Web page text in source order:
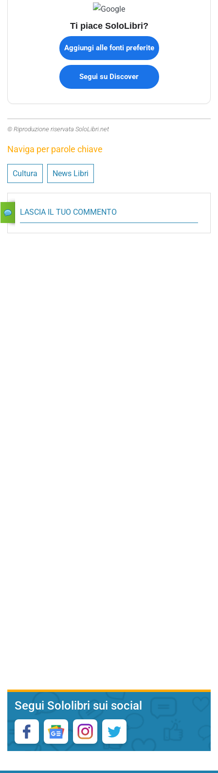
Ti piace SoloLibri?
Aggiungi alle fonti preferite
Segui su Discover
© Riproduzione riservata SoloLibri.net
Naviga per parole chiave
Cultura News Libri
LASCIA IL TUO COMMENTO
Segui Sololibri sui social